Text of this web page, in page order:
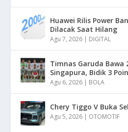
Huawei Rilis Power
Dilacak Saat Hilang
Agu 7, 2026 | DIGITAL
Timnas Garuda Bawa
Singapura, Bidik 3 Poin
Agu 6, 2026 | BOLA
Chery Tiggo V Buka
Agu 5, 2026 | OTOMOTIF